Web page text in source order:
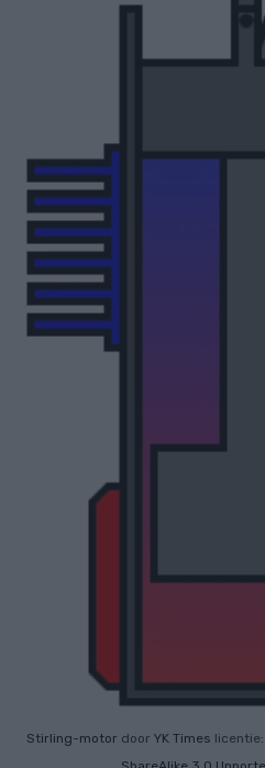
Stirling-motor door YK Times licentie: